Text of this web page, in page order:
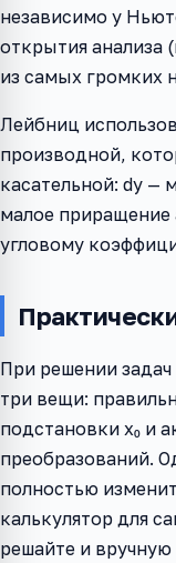
независимо у
открытия анализа
из самых громких
Лейбниц
производной,
касательной: dy —
малое приращение
угловому
При решении задач
три вещи:
подстановки x₀ и
преобразований.
полностью
калькулятор для
решайте и